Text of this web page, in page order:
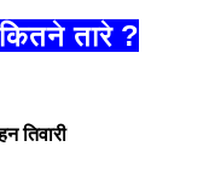
तारे ?
तिवारी